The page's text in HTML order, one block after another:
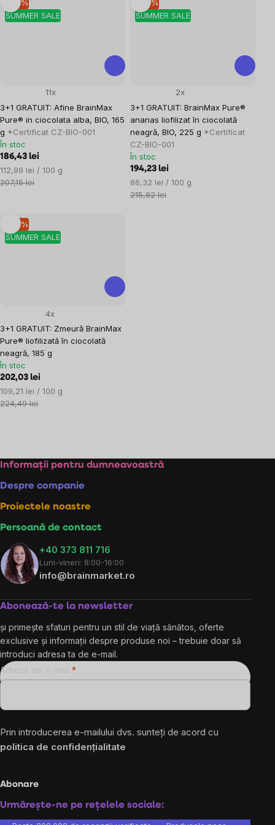
SUMMER SALE
–10 %
3+1 GRATUIT: Afine BrainMax
Pure® in ciocolata alba, BIO, 165
g *Certificat CZ-BIO-001
11x
În stoc
186,43 lei
Evaluare
preţ:
112,99 lei / 100 g
207,15 lei
SUMMER SALE
–10 %
3+1 GRATUIT: BrainMax Pure®
ananas liofilizat în ciocolată
neagră, BIO, 225 g *Certificat
CZ-BIO-001
2x
În stoc
194,23 lei
Evaluare
preţ:
86,32 lei / 100 g
215,82 lei
SUMMER SALE
–10 %
3+1 GRATUIT: Zmeură BrainMax
Pure® liofilizată în ciocolată
neagră, 185 g
4x
În stoc
202,03 lei
Evaluare
preţ:
109,21 lei / 100 g
224,49 lei
listărilor
Subsol
Informații pentru dumneavoastră
Despre companie
Proiectele noastre
Persoană de contact
+40 373 811 716
Luni-vineri: 8:00-16:00
info@brainmarket.ro
Abonează-te la newsletter
și primește sfaturi pentru un stil de viață sănătos, oferte
exclusive și informații despre produse noi – trebuie doar să
introduci adresa ta de e-mail.
Adresă de e-mail
Prin introducerea e-mailului dvs. sunteți de acord cu
politica de confidențialitate
Abonare
Urmărește-ne pe rețelele sociale: